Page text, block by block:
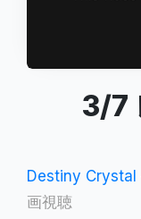
3/7
Destiny Crystal
画視聴